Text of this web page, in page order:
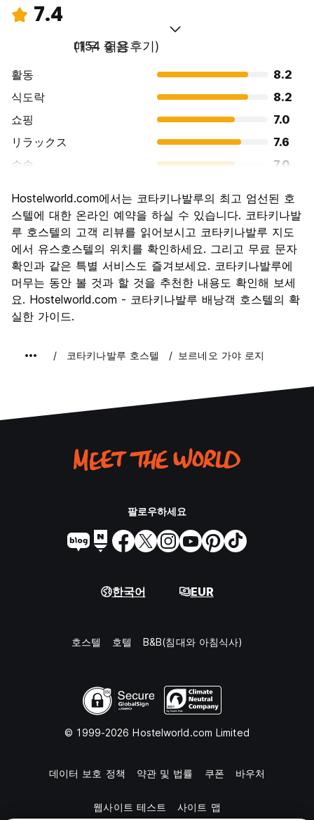
7.4
매우 좋음
(154 이용후기)
활동
8.2
식도락
8.2
쇼핑
7.0
リラックス
7.6
수송
7.0
문화
7.0
나이트 라이프
6.4
가격 대비 만족도
7.8
Hostelworld.com에서는 코타키나발루의 최고 엄선된 호
스텔에 대한 온라인 예약을 하실 수 있습니다. 코타키나발
루 호스텔의 고객 리뷰를 읽어보시고 코타키나발루 지도
에서 유스호스텔의 위치를 확인하세요. 그리고 무료 문자
확인과 같은 특별 서비스도 즐겨보세요. 코타키나발루에
머무는 동안 볼 것과 할 것을 추천한 내용도 확인해 보세
요. Hostelworld.com - 코타키나발루 배낭객 호스텔의 확
실한 가이드.
코타키나발루 호스텔 보르네오 가야 로지
팔로우하세요
한국어 EUR
호스텔 호텔 B&B(침대와 아침식사)
© 1999-2026 Hostelworld.com Limited
데이터 보호 정책 약관 및 법률 쿠폰 바우처
웹사이트 테스트 사이트 맵